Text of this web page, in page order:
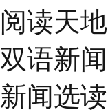
阅读天地
双语新闻
新闻选读